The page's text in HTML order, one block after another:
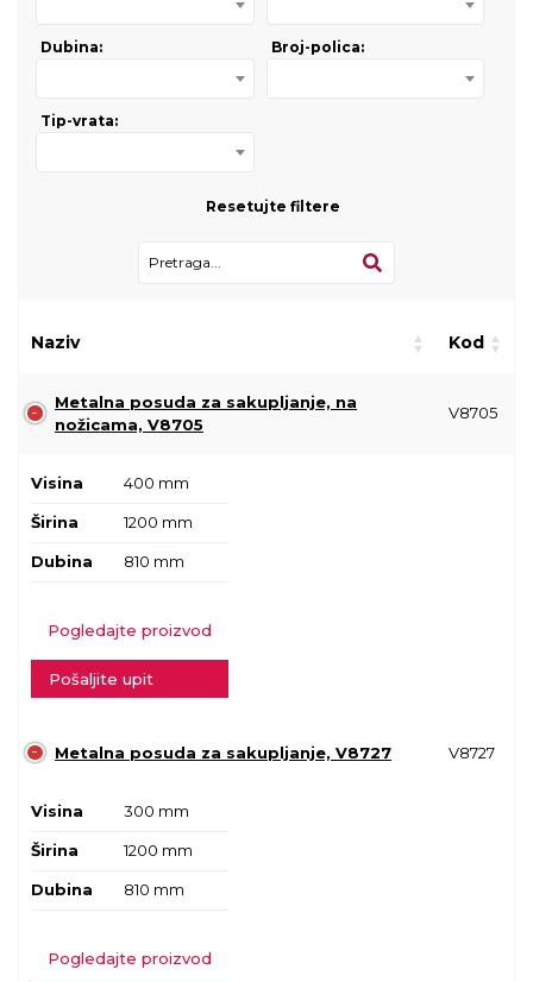
Dubina: Broj-polica:
Tip-vrata:
Resetujte filtere
Naziv Kod
Metalna posuda za sakupljanje, na
nožicama, V8705
V8705
Visina 400 mm
Širina 1200 mm
Dubina 810 mm
Pogledajte proizvod
Pošaljite upit
Metalna posuda za sakupljanje, V8727 V8727
Visina 300 mm
Širina 1200 mm
Dubina 810 mm
Pogledajte proizvod